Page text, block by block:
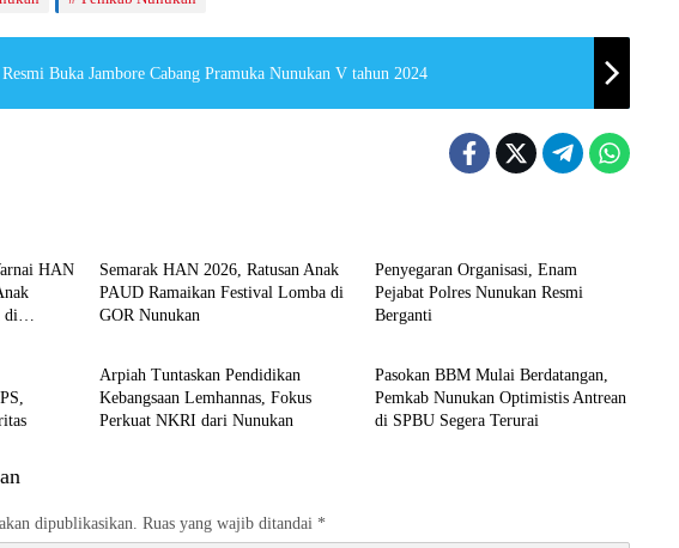
Buka Jambore Cabang Pramuka Nunukan V tahun 2024
HAN
di
Semarak HAN 2026, Ratusan Anak
PAUD Ramaikan Festival Lomba di
GOR Nunukan
Penyegaran Organisasi, Enam
Pejabat Polres Nunukan Resmi
Berganti
Arpiah Tuntaskan Pendidikan
Kebangsaan Lemhannas, Fokus
Perkuat NKRI dari Nunukan
Pemkab Nunukan
Pasokan BBM Mulai Berdatangan,
Pemkab Nunukan Optimistis Antrean
di SPBU Segera Terurai
dipublikasikan. Ruas yang wajib ditandai *